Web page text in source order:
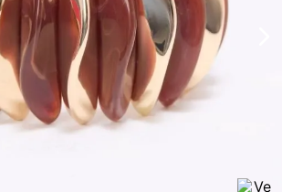
puedes ingresar al menú de “Mi cuenta -
página web
www.studiofpanama.pa